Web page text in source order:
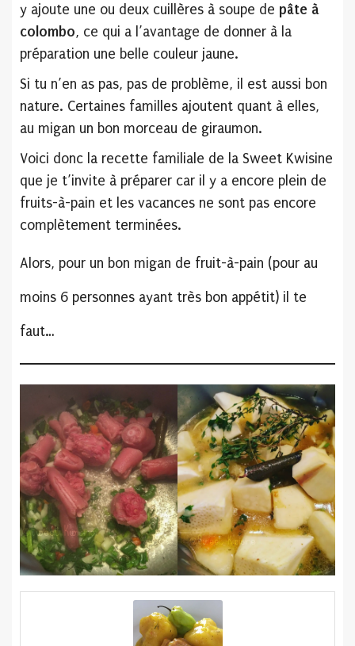
y ajoute une ou deux cuillères à soupe de pâte à
colombo, ce qui a l’avantage de donner à la
préparation une belle couleur jaune.
Si tu n’en as pas, pas de problème, il est aussi bon
nature. Certaines familles ajoutent quant à elles,
au migan un bon morceau de giraumon.
Voici donc la recette familiale de la Sweet Kwisine
que je t’invite à préparer car il y a encore plein de
fruits-à-pain et les vacances ne sont pas encore
complètement terminées.
Alors, pour un bon migan de fruit-à-pain (pour au
moins 6 personnes ayant très bon appétit) il te
faut…